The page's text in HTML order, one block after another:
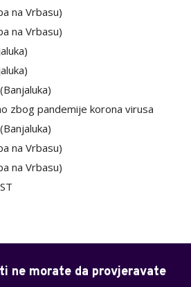
na Vrbasu)
na Vrbasu)
zbog pandemije korona virusa
na Vrbasu)
na Vrbasu)
ne morate da provjeravate